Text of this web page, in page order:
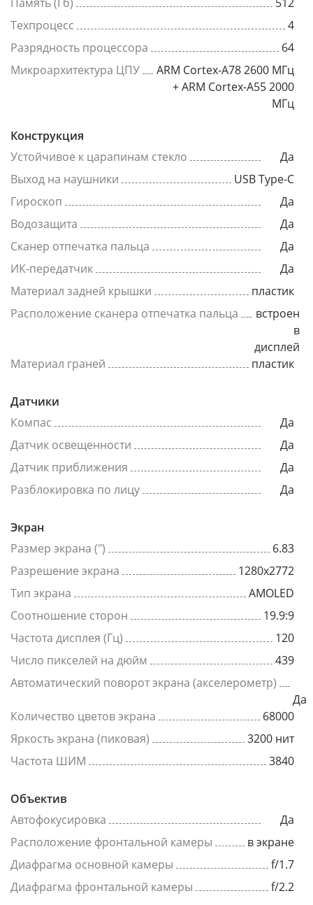
Техпроцесс
4
Разрядность процессора
64
Микроархитектура ЦПУ
ARM Cortex-A78 2600 МГц
+ ARM Cortex-A55 2000
МГц
Конструкция
Устойчивое к царапинам стекло
Да
Выход на наушники
USB Type-C
Гироскоп
Да
Водозащита
Да
Сканер отпечатка пальца
Да
ИК-передатчик
Да
Материал задней крышки
пластик
Расположение сканера отпечатка пальца
встроен
в
дисплей
Материал граней
пластик
Датчики
Компас
Да
Датчик освещенности
Да
Датчик приближения
Да
Разблокировка по лицу
Да
Экран
Размер экрана (")
6.83
Разрешение экрана
1280x2772
Тип экрана
AMOLED
Соотношение сторон
19.9:9
Частота дисплея (Гц)
120
Число пикселей на дюйм
439
Автоматический поворот экрана (акселерометр)
Да
Количество цветов экрана
68000
Яркость экрана (пиковая)
3200 нит
Частота ШИМ
3840
Объектив
Автофокусировка
Да
Расположение фронтальной камеры
в экране
Диафрагма основной камеры
f/1.7
Диафрагма фронтальной камеры
f/2.2